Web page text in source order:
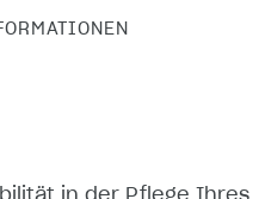
in der Pflege Ihres